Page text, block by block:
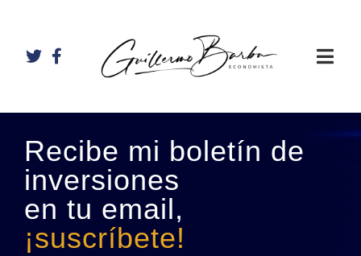
Recibe mi boletín de
inversiones
en tu email,
¡suscríbete!